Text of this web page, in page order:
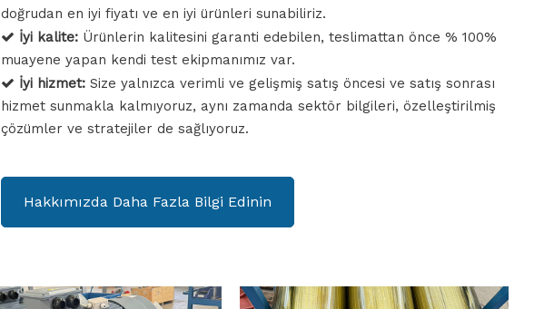
doğrudan en iyi fiyatı ve en iyi ürünleri sunabiliriz.
 İyi kalite: Ürünlerin kalitesini garanti edebilen, teslimattan önce % 100%
muayene yapan kendi test ekipmanımız var.
 İyi hizmet: Size yalnızca verimli ve gelişmiş satış öncesi ve satış sonrası
hizmet sunmakla kalmıyoruz, aynı zamanda sektör bilgileri, özelleştirilmiş
çözümler ve stratejiler de sağlıyoruz.
Hakkımızda Daha Fazla Bilgi Edinin